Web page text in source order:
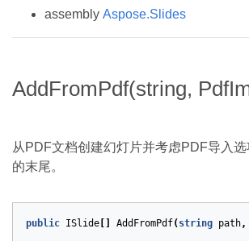
assembly Aspose.Slides
AddFromPdf(string,
从PDF文档创建幻灯片并考虑PDF导入
的末尾。
public ISlide AddFromPdf( string path,